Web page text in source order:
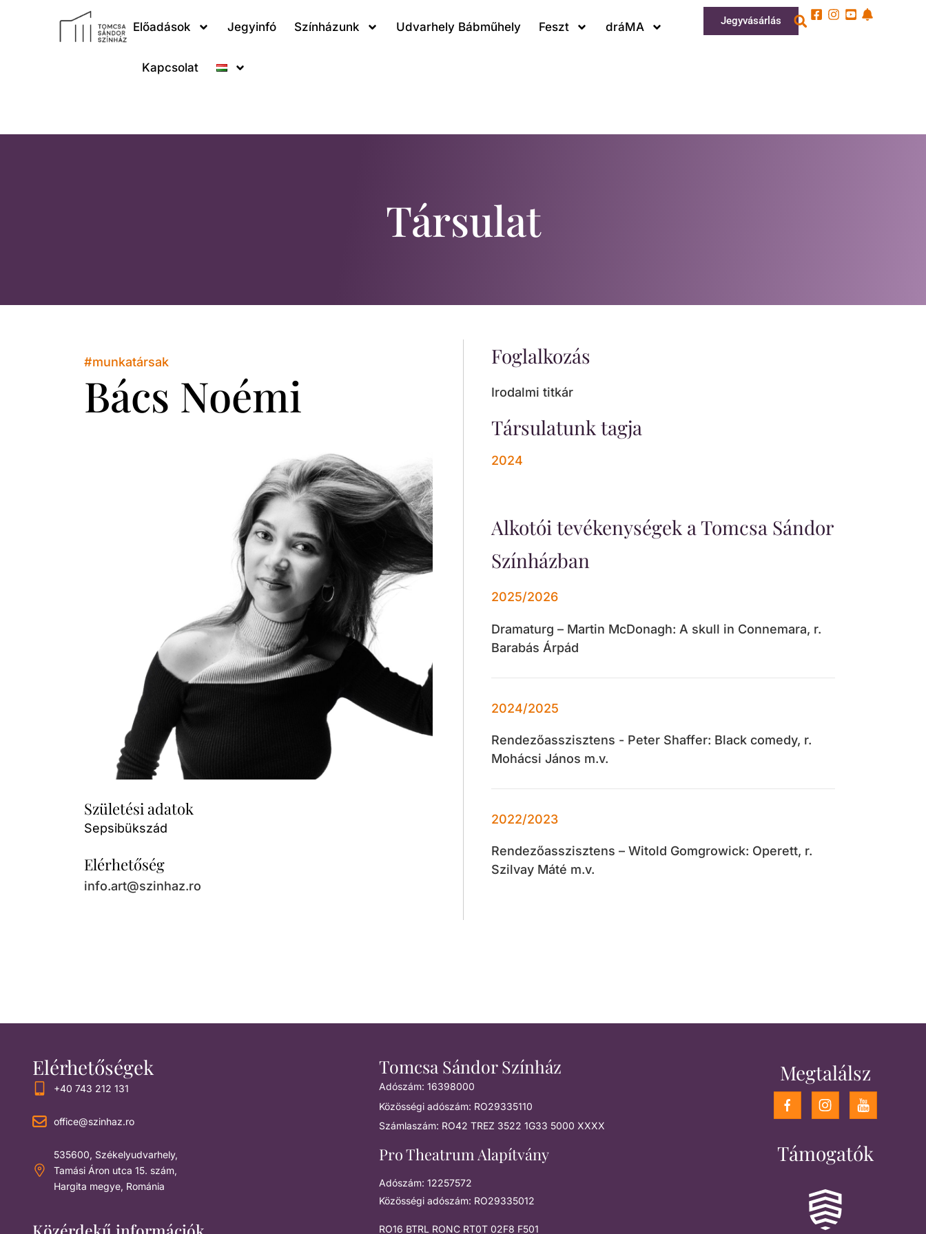
Előadások Jegyinfó Színházunk Udvarhely Bábműhely Feszt dráMA
Kapcsolat
Jegyvásárlás
Társulat
#munkatársak
Bács Noémi
Születési adatok
Sepsibükszád
Elérhetőség
info.art@szinhaz.ro
Foglalkozás
Irodalmi titkár
Társulatunk tagja
2024
Alkotói tevékenységek a Tomcsa Sándor
Színházban
2025/2026
Dramaturg – Martin McDonagh: A skull in Connemara, r.
Barabás Árpád
2024/2025
Rendezőasszisztens - Peter Shaffer: Black comedy, r.
Mohácsi János m.v.
2022/2023
Rendezőasszisztens – Witold Gomgrowick: Operett, r.
Szilvay Máté m.v.
Elérhetőségek
+40 743 212 131
office@szinhaz.ro
535600, Székelyudvarhely,
Tamási Áron utca 15. szám,
Hargita megye, Románia
Tomcsa Sándor Színház
Adószám: 16398000
Közösségi adószám: RO29335110
Számlaszám: RO42 TREZ 3522 1G33 5000 XXXX
Pro Theatrum Alapítvány
Adószám: 12257572
Közösségi adószám: RO29335012
RO16 BTRL RONC RT0T 02F8 F501
Megtalálsz
Támogatók